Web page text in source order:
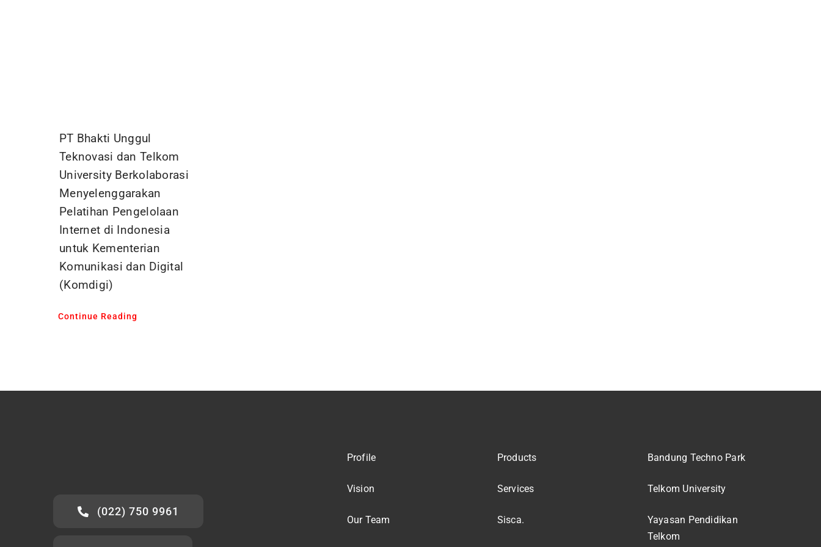
PT Bhakti Unggul
Teknovasi dan Telkom
University Berkolaborasi
Menyelenggarakan
Pelatihan Pengelolaan
Internet di Indonesia
untuk Kementerian
Komunikasi dan Digital
(Komdigi)
Continue Reading
(022) 750 9961
Profile
Vision
Our Team
Products
Services
Sisca.
Bandung Techno Park
Telkom University
Yayasan Pendidikan
Telkom